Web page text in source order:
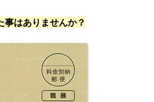
はありませんか？